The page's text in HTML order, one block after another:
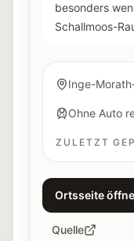
besonders
Schallmoos-
Inge-
Ohne Auto
ZULETZT
Ortsseite
Quelle